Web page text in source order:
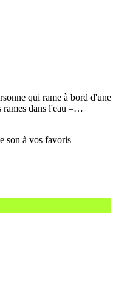
qui rame à bord d'une
rames dans l'eau –…